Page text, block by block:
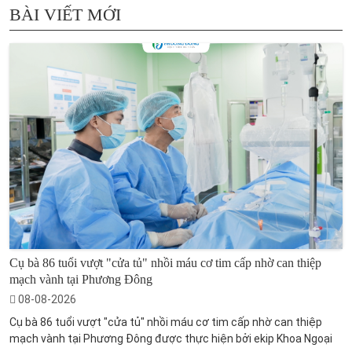
BÀI VIẾT MỚI
Cụ bà 86 tuổi vượt "cửa tủ" nhồi máu cơ tim cấp nhờ can thiệp
mạch vành tại Phương Đông
08-08-2026
Cụ bà 86 tuổi vượt "cửa tủ" nhồi máu cơ tim cấp nhờ can thiệp
mạch vành tại Phương Đông được thực hiện bởi ekip Khoa Ngoại